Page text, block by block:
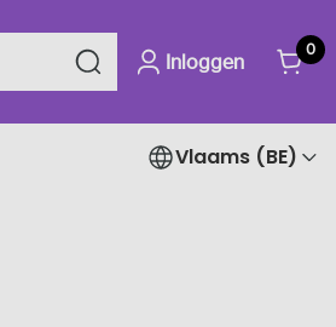
Inloggen
0
Vlaams (BE)